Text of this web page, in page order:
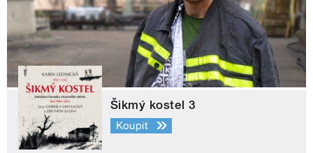
Šikmý kostel 3
Koupit